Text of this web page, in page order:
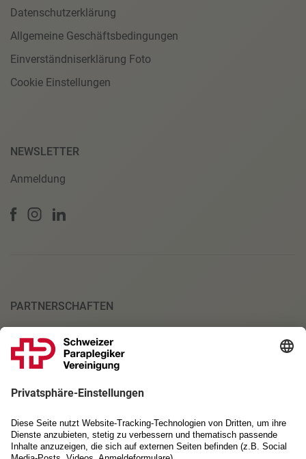
Datenschutzerklärung
Allgemeine Geschäftsbedingungen
Einverständniserklärung Foto
Cookie Einstellungen
NEWSLETTER
Anmeldung
PARTNERSCHAFTEN